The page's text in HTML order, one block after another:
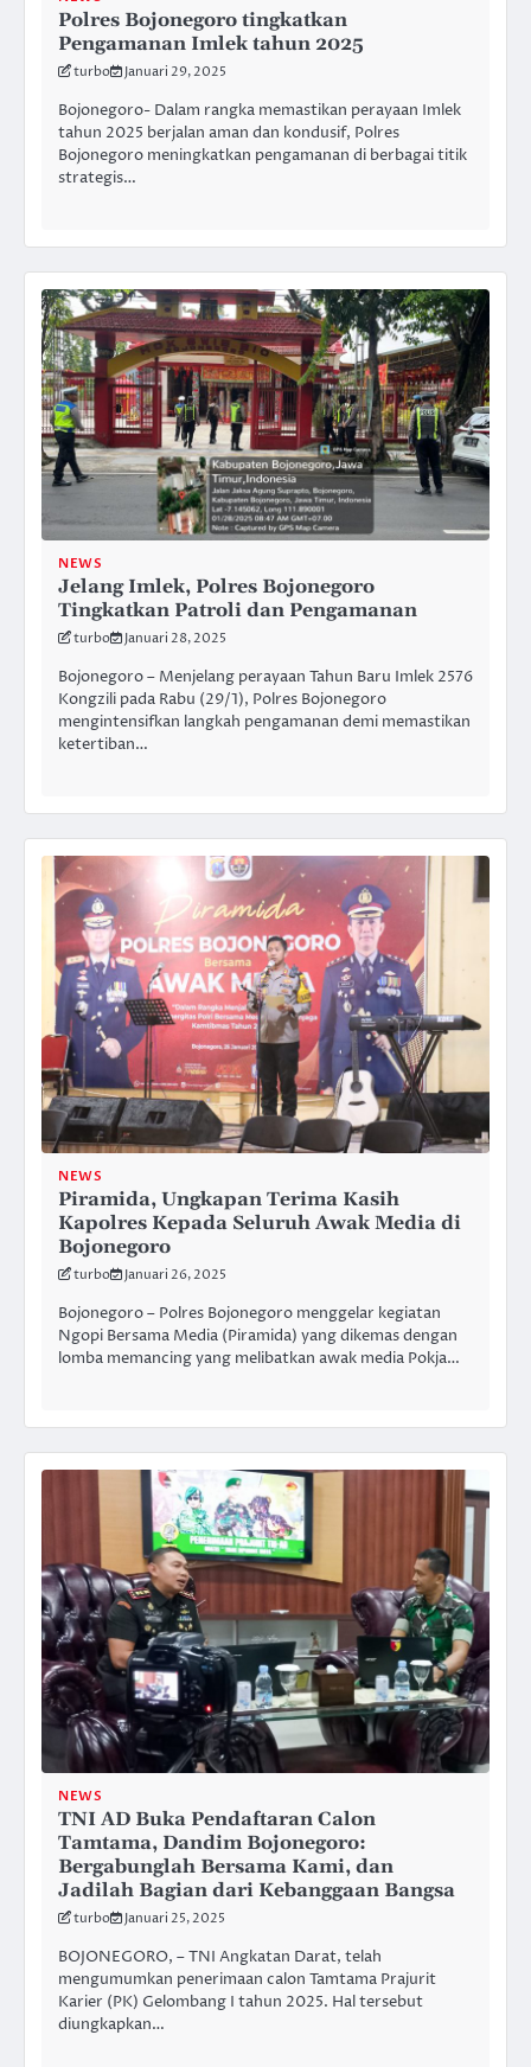
Polres Bojonegoro tingkatkan
Pengamanan Imlek tahun 2025
turbo Januari 29, 2025
Bojonegoro- Dalam rangka memastikan perayaan Imlek
tahun 2025 berjalan aman dan kondusif, Polres
Bojonegoro meningkatkan pengamanan di berbagai titik
strategis…
NEWS
Jelang Imlek, Polres Bojonegoro
Tingkatkan Patroli dan Pengamanan
turbo Januari 28, 2025
Bojonegoro – Menjelang perayaan Tahun Baru Imlek 2576
Kongzili pada Rabu (29/1), Polres Bojonegoro
mengintensifkan langkah pengamanan demi memastikan
ketertiban…
NEWS
Piramida, Ungkapan Terima Kasih
Kapolres Kepada Seluruh Awak Media di
Bojonegoro
turbo Januari 26, 2025
Bojonegoro – Polres Bojonegoro menggelar kegiatan
Ngopi Bersama Media (Piramida) yang dikemas dengan
lomba memancing yang melibatkan awak media Pokja…
NEWS
TNI AD Buka Pendaftaran Calon
Tamtama, Dandim Bojonegoro:
Bergabunglah Bersama Kami, dan
Jadilah Bagian dari Kebanggaan Bangsa
turbo Januari 25, 2025
BOJONEGORO, – TNI Angkatan Darat, telah
mengumumkan penerimaan calon Tamtama Prajurit
Karier (PK) Gelombang I tahun 2025. Hal tersebut
diungkapkan…